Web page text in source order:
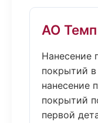
АО
Нанесение
покрытий
нанесение
покрытий
первой